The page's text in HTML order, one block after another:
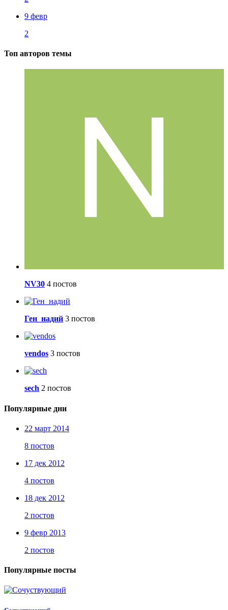
9 февр
2
Топ авторов темы
NV30 4 постов
Ген_надий 3 постов
vendos 3 постов
sech 2 постов
Популярные дни
22 март 2014
8 постов
17 дек 2012
4 постов
18 дек 2012
2 постов
9 февр 2013
2 постов
Популярные посты